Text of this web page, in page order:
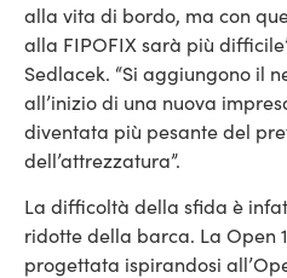
alla vita di bordo, ma con
alla FIPOFIX sarà più
Sedlacek. “Si aggiungono il
all’inizio di una nuova
diventata più pesante del
dell’attrezzatura”.
La difficoltà della sfida è
ridotte della barca. La Open
progettata ispirandosi